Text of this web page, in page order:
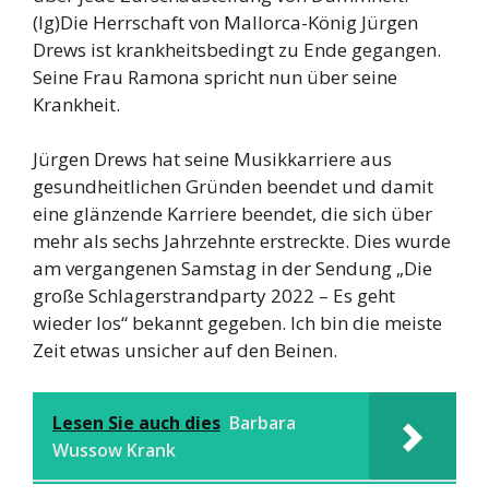
(lg)Die Herrschaft von Mallorca-König Jürgen
Drews ist krankheitsbedingt zu Ende gegangen.
Seine Frau Ramona spricht nun über seine
Krankheit.
Jürgen Drews hat seine Musikkarriere aus
gesundheitlichen Gründen beendet und damit
eine glänzende Karriere beendet, die sich über
mehr als sechs Jahrzehnte erstreckte. Dies wurde
am vergangenen Samstag in der Sendung „Die
große Schlagerstrandparty 2022 – Es geht
wieder los“ bekannt gegeben. Ich bin die meiste
Zeit etwas unsicher auf den Beinen.
Lesen Sie auch dies Barbara
Wussow Krank